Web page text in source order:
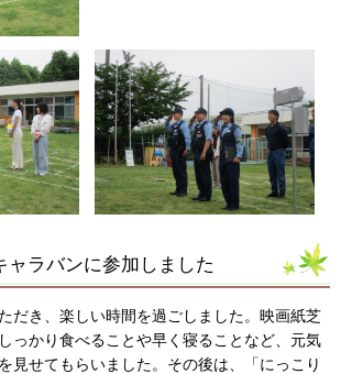
ャラバンに参加しました
だき、楽しい時間を過ごしました。映画紙芝
っかり食べることや早く寝ることなど、元気
見せてもらいました。その後は、「にっこり